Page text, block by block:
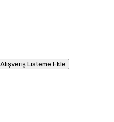
Alışveriş Listeme Ekle